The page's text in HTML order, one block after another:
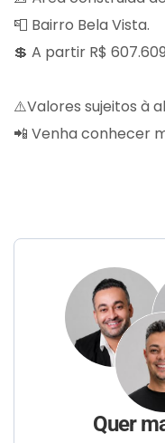
📮 Bairro Bela Vista.
💲 A partir R$
⚠️Valores sujeitos à
📲 Venha conhecer
Quer